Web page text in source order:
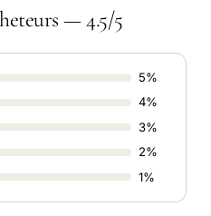
— 4.5/5
5%
4%
3%
2%
1%